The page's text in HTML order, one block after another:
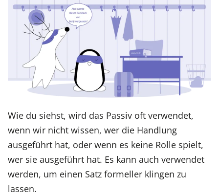
Wie du siehst, wird das Passiv oft verwendet,
wenn wir nicht wissen, wer die Handlung
ausgeführt hat, oder wenn es keine Rolle spielt,
wer sie ausgeführt hat. Es kann auch verwendet
werden, um einen Satz formeller klingen zu
lassen.